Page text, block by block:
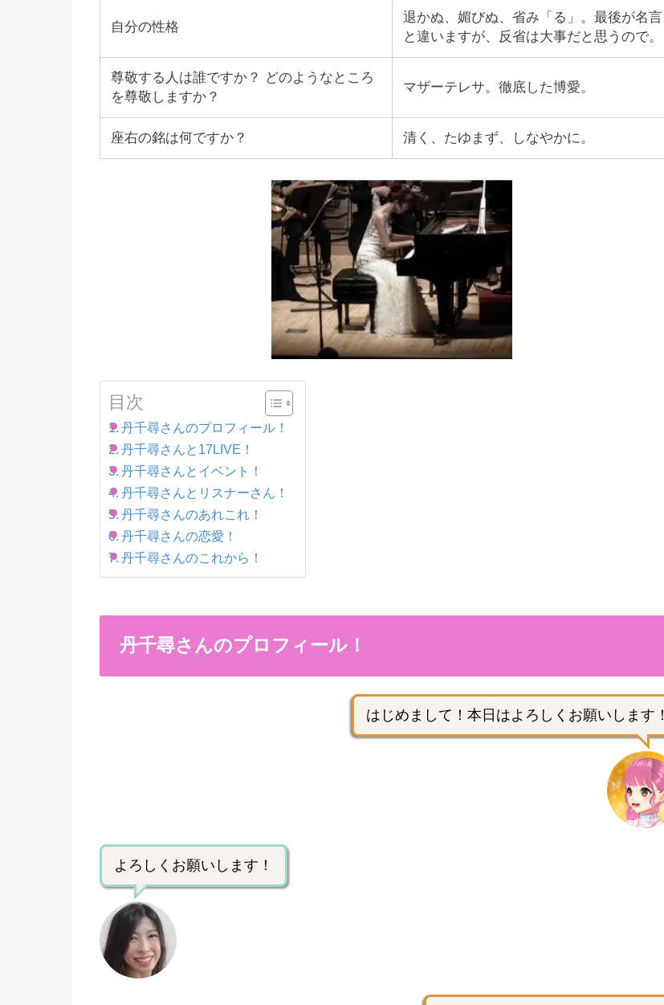
自分の性格
退かぬ、媚びぬ、省み「る」。最後が名言
と違いますが、反省は大事だと思うので。
尊敬する人は誰ですか？ どのようなところ
を尊敬しますか？
マザーテレサ。徹底した博愛。
座右の銘は何ですか？ 清く、たゆまず、しなやかに。
目次
丹千尋さんのプロフィール！
丹千尋さんと17LIVE！
丹千尋さんとイベント！
丹千尋さんとリスナーさん！
丹千尋さんのあれこれ！
丹千尋さんの恋愛！
丹千尋さんのこれから！
丹千尋さんのプロフィール！
はじめまして！本日はよろしくお願いします！
よろしくお願いします！